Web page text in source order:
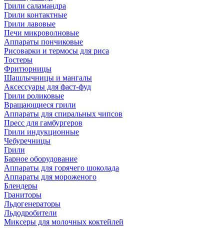
Грили саламандра
Грили контактные
Грили лавовые
Печи микроволновые
Аппараты пончиковые
Рисоварки и термосы для риса
Тостеры
Фритюрницы
Шашлычницы и мангалы
Аксессуары для фаст-фуд
Грили роликовые
Вращающиеся грили
Аппараты для спиральных чипсов
Пресс для гамбургеров
Грили индукционные
Чебуречницы
Грили
Барное оборудование
Аппараты для горячего шоколада
Аппараты для мороженого
Блендеры
Граниторы
Льдогенераторы
Льдодробители
Миксеры для молочных коктейлей